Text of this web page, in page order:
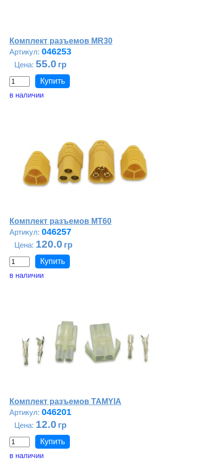
Комплект разъемов MR30
046253
55.0
в наличии
Комплект разъемов MT60
046257
120.0
в наличии
Комплект разъемов TAMYIA
046201
12.0
в наличии